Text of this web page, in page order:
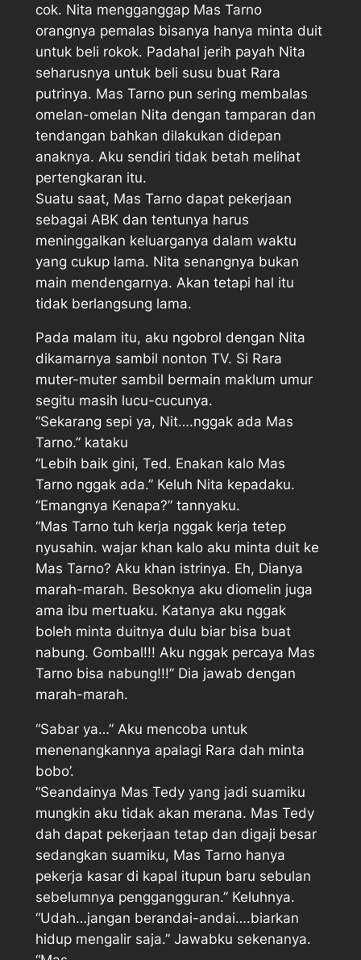
cok. Nita mengganggap Mas Tarno
orangnya pemalas bisanya hanya minta duit
untuk beli rokok. Padahal jerih payah Nita
seharusnya untuk beli susu buat Rara
putrinya. Mas Tarno pun sering membalas
omelan-omelan Nita dengan tamparan dan
tendangan bahkan dilakukan didepan
anaknya. Aku sendiri tidak betah melihat
pertengkaran itu.
Suatu saat, Mas Tarno dapat pekerjaan
sebagai ABK dan tentunya harus
meninggalkan keluarganya dalam waktu
yang cukup lama. Nita senangnya bukan
main mendengarnya. Akan tetapi hal itu
tidak berlangsung lama.
Pada malam itu, aku ngobrol dengan Nita
dikamarnya sambil nonton TV. Si Rara
muter-muter sambil bermain maklum umur
segitu masih lucu-cucunya.
“Sekarang sepi ya, Nit….nggak ada Mas
Tarno.” kataku
“Lebih baik gini, Ted. Enakan kalo Mas
Tarno nggak ada.” Keluh Nita kepadaku.
“Emangnya Kenapa?” tannyaku.
“Mas Tarno tuh kerja nggak kerja tetep
nyusahin. wajar khan kalo aku minta duit ke
Mas Tarno? Aku khan istrinya. Eh, Dianya
marah-marah. Besoknya aku diomelin juga
ama ibu mertuaku. Katanya aku nggak
boleh minta duitnya dulu biar bisa buat
nabung. Gombal!!! Aku nggak percaya Mas
Tarno bisa nabung!!!” Dia jawab dengan
marah-marah.
“Sabar ya…” Aku mencoba untuk
menenangkannya apalagi Rara dah minta
bobo’.
“Seandainya Mas Tedy yang jadi suamiku
mungkin aku tidak akan merana. Mas Tedy
dah dapat pekerjaan tetap dan digaji besar
sedangkan suamiku, Mas Tarno hanya
pekerja kasar di kapal itupun baru sebulan
sebelumnya penggangguran.” Keluhnya.
“Udah…jangan berandai-andai….biarkan
hidup mengalir saja.” Jawabku sekenanya.